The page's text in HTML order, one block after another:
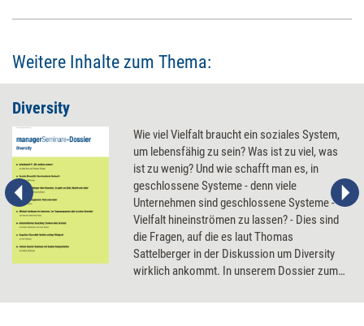
Weitere Inhalte zum Thema:
Diversity
Wie viel Vielfalt braucht ein soziales System,
um lebensfähig zu sein? Was ist zu viel, was
ist zu wenig? Und wie schafft man es, in
geschlossene Systeme - denn viele
Unternehmen sind geschlossene Systeme -
Vielfalt hineinströmen zu lassen? - Dies sind
die Fragen, auf die es laut Thomas
Sattelberger in der Diskussion um Diversity
wirklich ankommt. In unserem Dossier zum
Sattelbergers Ideen zur Vielfalt und über